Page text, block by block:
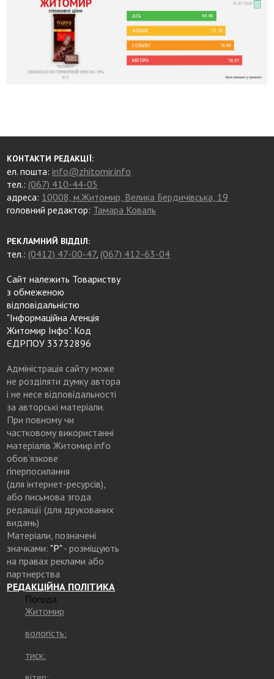
КОНТАКТИ РЕДАКЦІЇ:
ел. пошта:info@zhitomir.info
тел.: (067) 410-44-05
адреса: 10008, м.Житомир, Велика Бердичівська, 19
головний редактор: Тамара Коваль
РЕКЛАМНИЙ ВІДДІЛ:
тел.: (0412) 47-00-47, (067) 412-63-04
Сайт належить Товариству
з обмеженою
відповідальністю
"Інформаційна Агенція
Житомир Інфо". Код
ЄДРПОУ 33732896
Адміністрація сайту може
не розділяти думку автора
і не несе відповідальності
за авторські матеріали.
При повному чи
частковому використанні
матеріалів Житомир.info
обов’язкове
гіперпосилання
(для інтернет-ресурсів),
або письмова згода
редакції (для друкованих
видань)
Матеріали, позначені
значками: "Р"- розміщують
на правах реклами або
партнерства
РЕДАКЦІЙНА ПОЛІТИКА
Погода
Житомир
вологість:
тиск: